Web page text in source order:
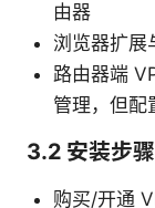
由器
浏览器扩展
路由器端
管理，但配
3.2 安装步骤
购买/开通